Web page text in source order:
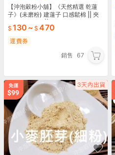
【沖泡穀粉小舖】《天然精選 乾蓮
子》(未磨粉) 建蓮子 口感鬆棉 || 夾
130 ~ 470
運費券
銷售 67